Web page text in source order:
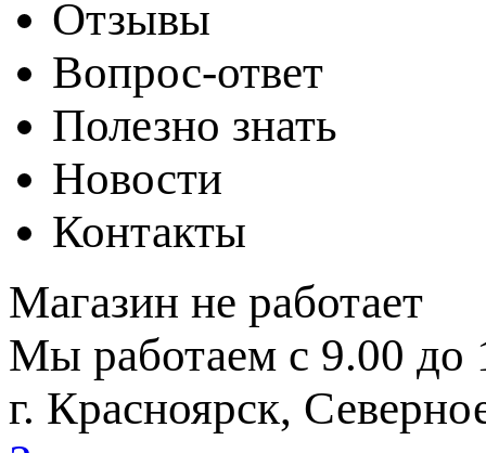
Отзывы
Вопрос-ответ
Полезно знать
Новости
Контакты
Магазин не работает
Мы работаем с 9.00 до
г. Красноярск,